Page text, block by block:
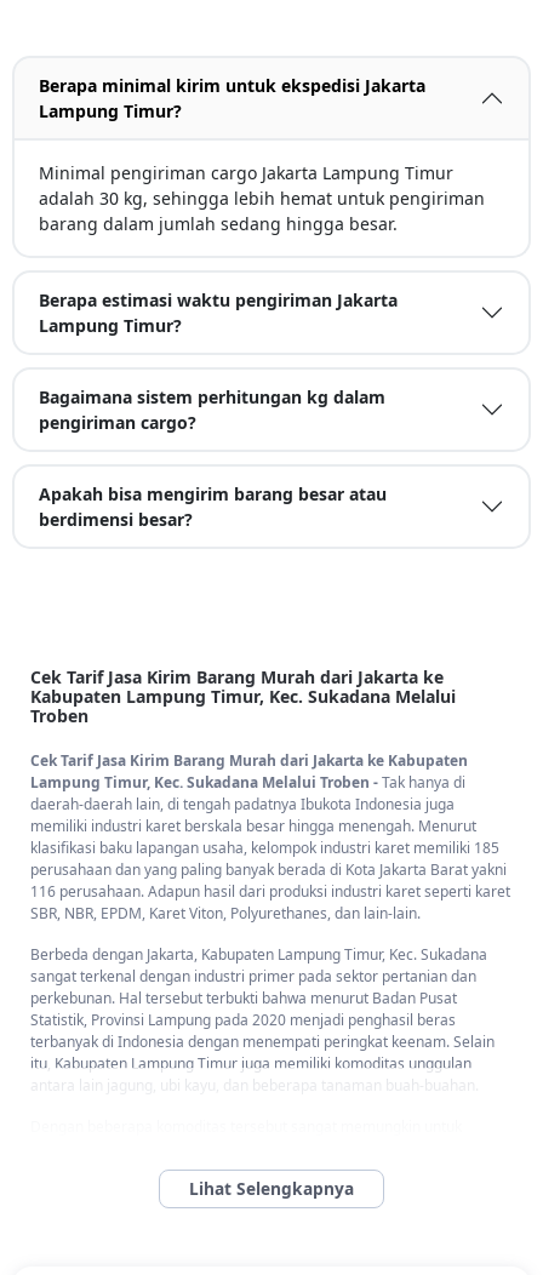
Berapa minimal kirim untuk ekspedisi Jakarta
Lampung Timur?
Minimal pengiriman cargo Jakarta Lampung Timur
adalah 30 kg, sehingga lebih hemat untuk pengiriman
barang dalam jumlah sedang hingga besar.
Berapa estimasi waktu pengiriman Jakarta
Lampung Timur?
Bagaimana sistem perhitungan kg dalam
pengiriman cargo?
Apakah bisa mengirim barang besar atau
berdimensi besar?
Cek Tarif Jasa Kirim Barang Murah dari Jakarta ke
Kabupaten Lampung Timur, Kec. Sukadana Melalui
Troben
Cek Tarif Jasa Kirim Barang Murah dari Jakarta ke Kabupaten
Lampung Timur, Kec. Sukadana Melalui Troben -Tak hanya di
daerah-daerah lain, di tengah padatnya Ibukota Indonesia juga
memiliki industri karet berskala besar hingga menengah. Menurut
klasifikasi baku lapangan usaha, kelompok industri karet memiliki 185
perusahaan dan yang paling banyak berada di Kota Jakarta Barat yakni
116 perusahaan. Adapun hasil dari produksi industri karet seperti karet
SBR, NBR, EPDM, Karet Viton, Polyurethanes, dan lain-lain.
Berbeda dengan Jakarta, Kabupaten Lampung Timur, Kec. Sukadana
sangat terkenal dengan industri primer pada sektor pertanian dan
perkebunan. Hal tersebut terbukti bahwa menurut Badan Pusat
Statistik, Provinsi Lampung pada 2020 menjadi penghasil beras
terbanyak di Indonesia dengan menempati peringkat keenam. Selain
itu, Kabupaten Lampung Timur juga memiliki komoditas unggulan
antara lain jagung, ubi kayu, dan beberapa tanaman buah-buahan.
untuk meningkatkan taraf perekonomian daerah setempat. Maka,
Troben hadir sebagai solusi untuk Anda yang ingin mengirimkan
barang dengan ongkir yang murah dan proses yang mudah ke seluruh